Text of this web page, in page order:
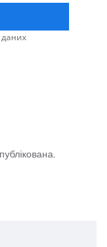
даних